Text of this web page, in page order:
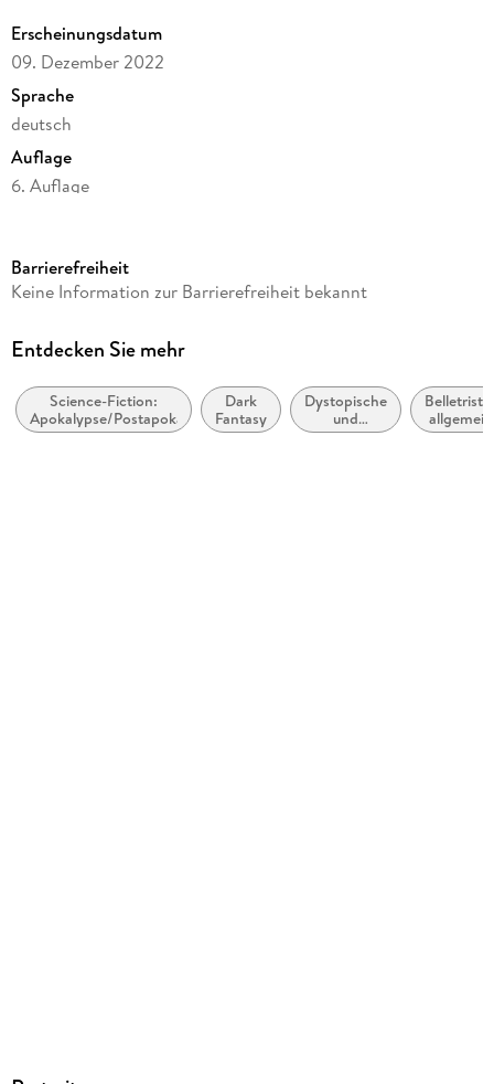
Erscheinungsdatum
09. Dezember 2022
Sprache
deutsch
Auflage
6. Auflage
Reihe
Autor/Autorin
Verlag/Hersteller
BoD - Books on Demand
Barrierefreiheit
Keine Information zur Barrierefreiheit bekannt
Entdecken Sie mehr
Science-Fiction:
Apokalypse/Postapokalypse
Dark
Fantasy
Dystopische
und
utopische
allgemein
und